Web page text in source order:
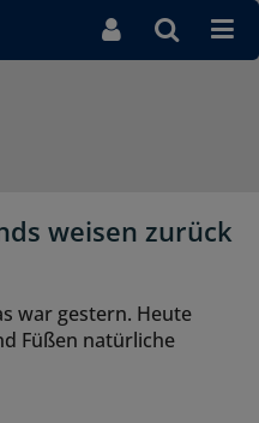
weisen zurück
war gestern. Heute
Füßen natürliche